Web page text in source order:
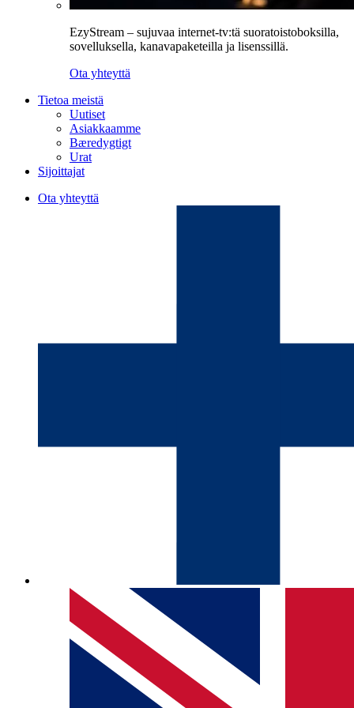
EzyStream – sujuvaa internet-tv:tä suoratoistoboksilla,
sovelluksella, kanavapaketeilla ja lisenssillä.
Ota yhteyttä
Tietoa meistä
Uutiset
Asiakkaamme
Bæredygtigt
Urat
Sijoittajat
Ota yhteyttä